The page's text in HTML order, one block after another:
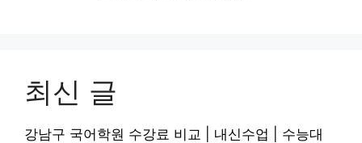
최신 글
강남구 국어학원 수강료 비교 | 내신수업 | 수능대